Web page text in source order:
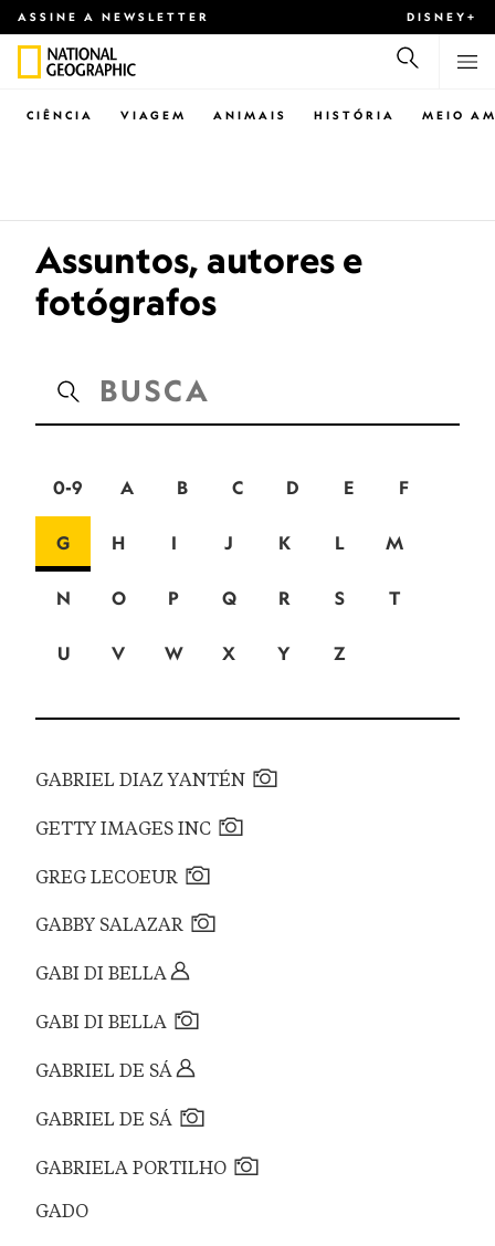
ASSINE A NEWSLETTER DISNEY+
CIÊNCIA VIAGEM ANIMAIS HISTÓRIA MEIO
Assuntos, autores e
fotógrafos
0-9 A B C D E F
G H I J K L M
N O P Q R S T
U V W X Y Z
GABRIEL DIAZ YANTÉN
GETTY IMAGES INC
GREG LECOEUR
GABBY SALAZAR
GABI DI BELLA
GABI DI BELLA
GABRIEL DE SÁ
GABRIEL DE SÁ
GABRIELA PORTILHO
GADO